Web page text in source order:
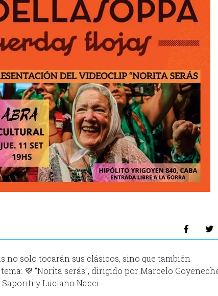
no solo tocarán sus clásicos, sino que también
💜 “Norita serás”, dirigido por Marcelo
y Luciano Nacci.